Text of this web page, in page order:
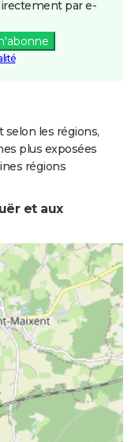
par e-
selon les régions,
plus exposées
régions
et aux